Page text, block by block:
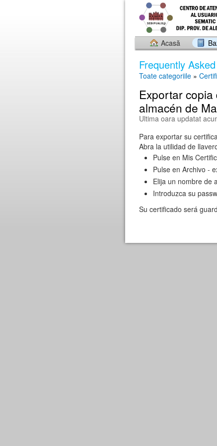
Acasă
Frequently
Toate categoriile »
Exportar
almacén de
Ultima oara updatat
Para exportar su
Abra la utilidad de
Pulse en Mis
Pulse en Archivo -
Elija un nombre de
Introduzca su
Su certificado será